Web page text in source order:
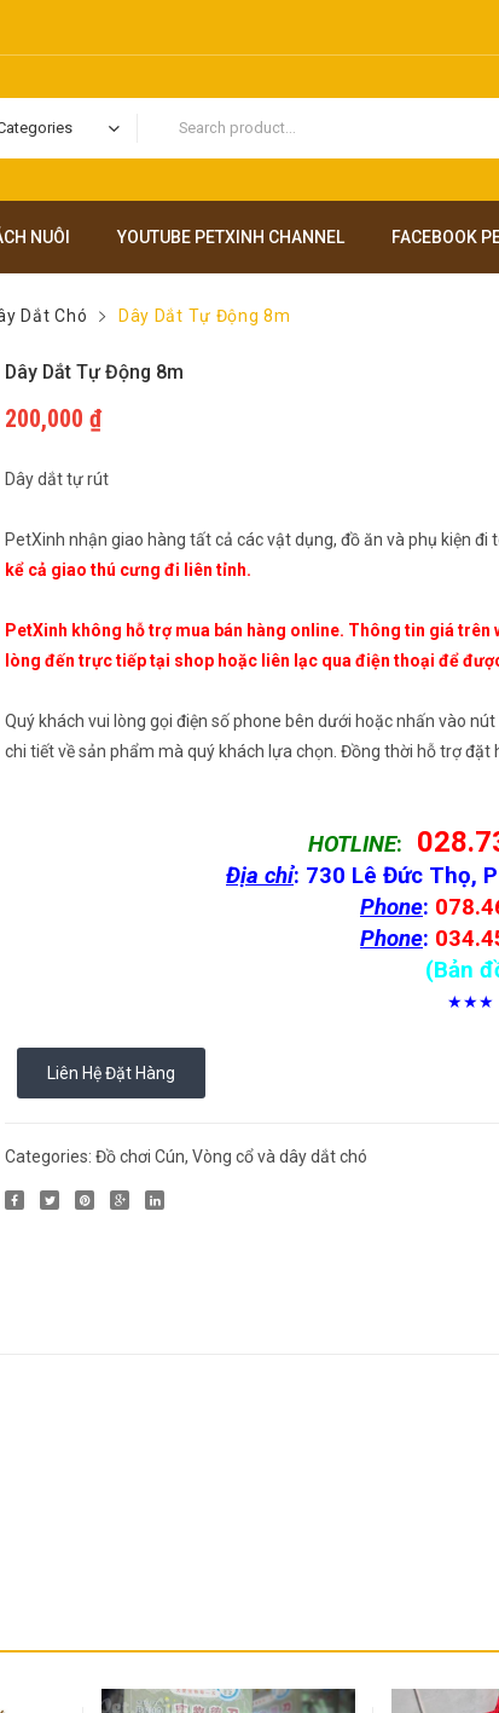
NUÔI YOUTUBE PETXINH CHANNEL FACEBOOK
Dắt Chó Dây Dắt Tự Động 8m
Dây Dắt Tự Động 8m
200,000 ₫
Dây dắt tự rút
PetXinh nhận giao hàng tất cả các vật dụng, đồ ăn và phụ kiện đi
kể cả giao thú cưng đi liên tỉnh.
PetXinh không hỗ trợ mua bán hàng online. Thông tin giá
lòng đến trực tiếp tại shop hoặc liên lạc qua điện thoại để
Quý khách vui lòng gọi điện số phone bên dưới hoặc nhấn vào nút
chi tiết về sản phẩm mà quý khách lựa chọn. Đồng thời hỗ trợ đặt
HOTLINE:
Địa chỉ: 730 Lê Đức Thọ,
Phone:
Phone:
(Bản
★★★
Liên Hệ Đặt Hàng
Categories: Đồ chơi Cún, Vòng cổ và dây dắt chó